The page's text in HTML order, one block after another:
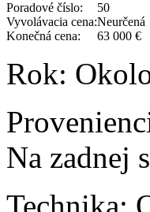
Poradové číslo:
50
Vyvolávacia cena:Neurčená
Konečná cena:
63 000 €
Rok:
Na zadnej